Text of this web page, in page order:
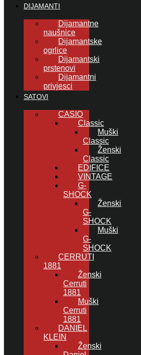
DIJAMANTI
Dijamantne
naušnice
Dijamantske
ogrlice
Dijamantski
prstenovi
Dijamantni
privjesci
SATOVI
CASIO
Classic
Muški
Classic
Ženski
Classic
EDIFICE
VINTAGE
G-
SHOCK
Ženski
G-
SHOCK
Muški
G-
SHOCK
CERRUTI
1881
Ženski
Cerruti
1881
Muški
Cerruti
1881
DANIEL
KLEIN
Ženski